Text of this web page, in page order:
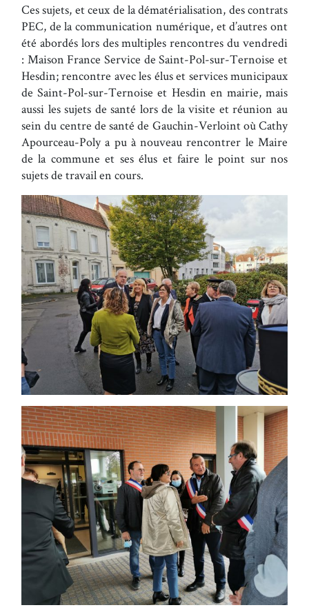
Ces sujets, et ceux de la dématérialisation, des contrats
PEC, de la communication numérique, et d’autres ont
été abordés lors des multiples rencontres du vendredi
: Maison France Service de Saint-Pol-sur-Ternoise et
Hesdin; rencontre avec les élus et services municipaux
de Saint-Pol-sur-Ternoise et Hesdin en mairie, mais
aussi les sujets de santé lors de la visite et réunion au
sein du centre de santé de Gauchin-Verloint où Cathy
Apourceau-Poly a pu à nouveau rencontrer le Maire
de la commune et ses élus et faire le point sur nos
sujets de travail en cours.